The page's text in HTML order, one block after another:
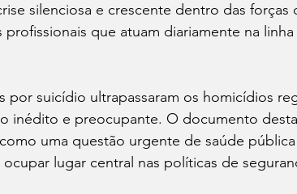
silenciosa e crescente dentro das forças
profissionais que atuam diariamente na
por suicídio ultrapassaram os homicídios
inédito e preocupante. O documento
uma questão urgente de saúde
lugar central nas políticas de